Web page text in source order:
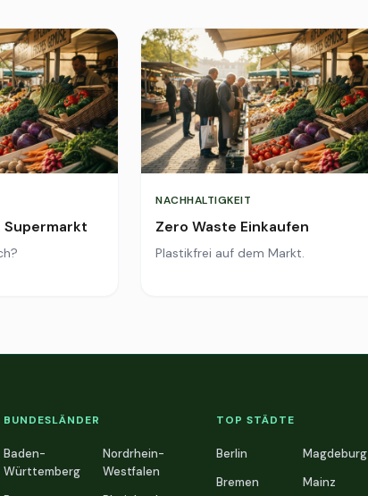
Supermarkt
NACHHALTIGKEIT
Zero Waste Einkaufen
Plastikfrei auf dem Markt.
BUNDESLÄNDER
Baden-
Württemberg
Nordrhein-
Westfalen
TOP STÄDTE
Berlin
Bremen
Magdeburg
Mainz